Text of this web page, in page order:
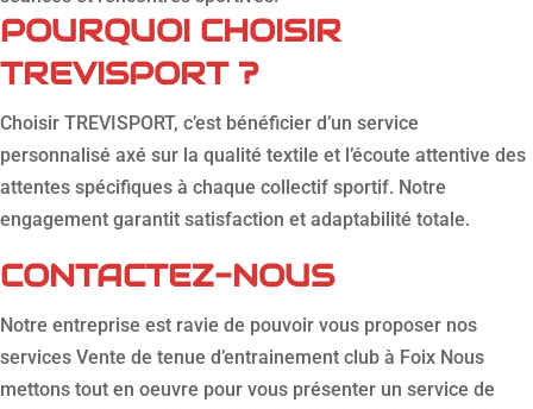
POURQUOI CHOISIR
TREVISPORT ?
Choisir TREVISPORT, c’est bénéficier d’un service
personnalisé axé sur la qualité textile et l’écoute attentive des
attentes spécifiques à chaque collectif sportif. Notre
engagement garantit satisfaction et adaptabilité totale.
CONTACTEZ-NOUS
Notre entreprise est ravie de pouvoir vous proposer nos
services Vente de tenue d’entrainement club à Foix Nous
mettons tout en oeuvre pour vous présenter un service de